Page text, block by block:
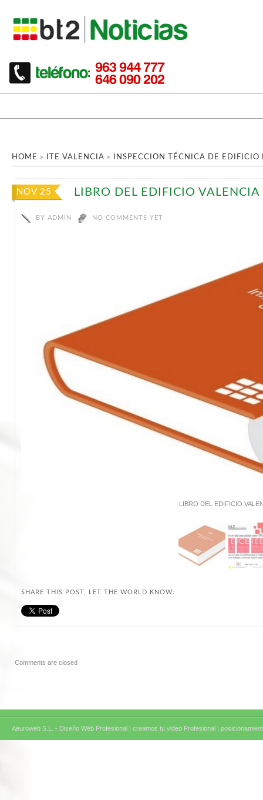
HOME » ITE VALENCIA » INSPECCION TÉCNICA DE
NOV 25 LIBRO DEL EDIFICIO VALENCIA
BY ADMIN NO COMMENTS YET
LIBRO DEL EDIFICIO
SHARE THIS POST, LET THE WORLD KNOW:
Comments are closed
Aeuroweb S.L. - Diseño Web Profesional | creamos tu video Profesional |